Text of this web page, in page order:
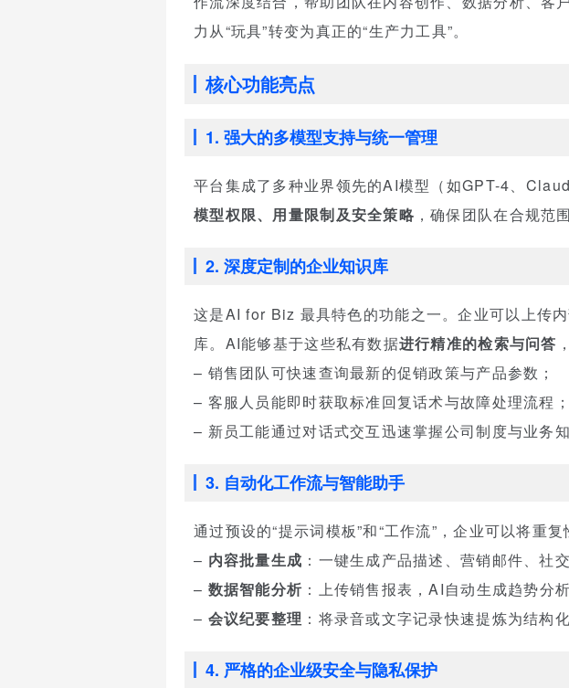
力从“玩具”转变为真正的“生产力工具”。
核心功能亮点
1. 强大的多模型支持与统一管理
平台集成了多种业界领先的AI模型（如GPT-4、
模型权限、用量限制及安全策略 ，确保团队在合规范
2. 深度定制的企业知识库
这是AI for Biz 最具特色的功能之一。企业可以上传
库。AI能够基于这些私有数据进行精准的检索与问答
– 销售团队可快速查询最新的促销政策与产品参数；
– 客服人员能即时获取标准回复话术与故障处理流程；
– 新员工能通过对话式交互迅速掌握公司制度与业务知
3. 自动化工作流与智能助手
通过预设的“提示词模板”和“工作流”，企业可以将重
– 内容批量生成 ：一键生成产品描述、营销邮件、社
– 数据智能分析 ：上传销售报表，AI自动生成趋势分
– 会议纪要整理 ：将录音或文字记录快速提炼为结构
4. 严格的企业级安全与隐私保护